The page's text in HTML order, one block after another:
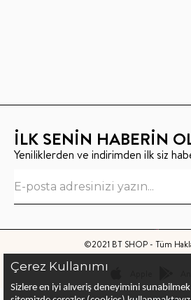
İLK SENİN HABERİN
Yeniliklerden ve indirimden ilk siz
©2021 BT SHOP - Tüm
Çerez Kullanımı
Sizlere en iyi alıveriş deneyimini sunabilmek